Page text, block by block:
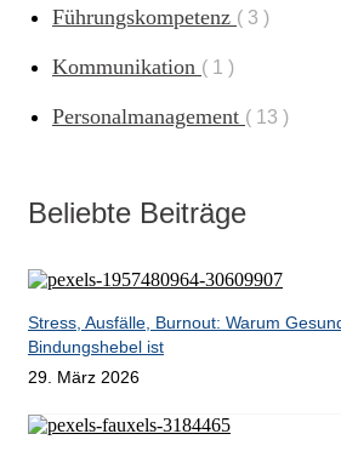
Führungskompetenz 3
Kommunikation 1
Personalmanagement 13
Beliebte Beiträge
Stress, Ausfälle, Burnout: Warum
Bindungshebel ist
29. März 2026